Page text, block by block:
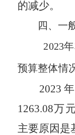
的减少。
四、一
2023
预算整体情
2023
1263.08万
主要原因是